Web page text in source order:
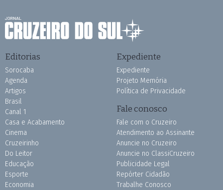
Editorias
Sorocaba
Agenda
Artigos
Brasil
Canal 1
Casa e Acabamento
Cinema
Cruzeirinho
Do Leitor
Educação
Esporte
Economia
Expediente
Expediente
Projeto Memória
Política de Privacidade
Fale conosco
Fale com o Cruzeiro
Atendimento ao Assinante
Anuncie no Cruzeiro
Anuncie no ClassiCruzeiro
Publicidade Legal
Repórter Cidadão
Trabalhe Conosco